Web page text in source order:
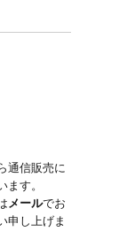
通信販売に
す。
メールでお
申し上げま